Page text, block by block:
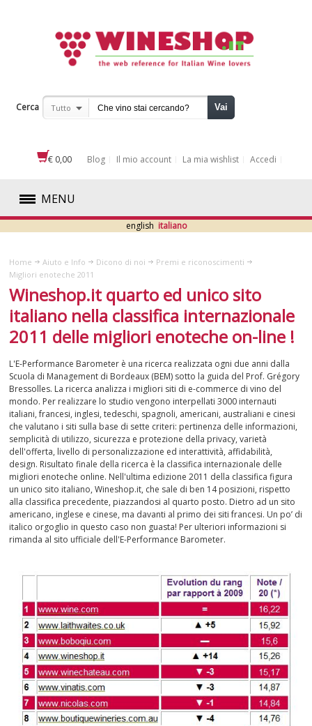
Cerca Tutto Vai
€ 0,00 Blog Il mio account La mia wishlist Accedi
MENU
ROSSI
BIANCHI
ROSATI
SPUMANTI
DESSERT
NON SOLO VINO
REGALI
CLUBWINESHOP.IT
TROVAIL TUO VINO
english italiano
Home Aiuto e Info Dicono di noi
Premi e riconoscimenti
Migliori enoteche 2011
Wineshop.it quarto ed unico sito
italiano nella classifica internazionale
2011 delle migliori enoteche on-line !
L'E-Performance Barometer è una ricerca realizzata ogni due anni dalla
Scuola di Management di Bordeaux (BEM) sotto la guida del Prof. Grégory
Bressolles. La ricerca analizza i migliori siti di e-commerce di vino del
mondo. Per realizzare lo studio vengono interpellati 3000 internauti
italiani, francesi, inglesi, tedeschi, spagnoli, americani, australiani e cinesi
che valutano i siti sulla base di sette criteri: pertinenza delle informazioni,
semplicità di utilizzo, sicurezza e protezione della privacy, varietà
dell'offerta, livello di personalizzazione ed interattività, affidabilità,
design. Risultato finale della ricerca è la classifica internazionale delle
migliori enoteche online. Nell'ultima edizione 2011 della classifica figura
un unico sito italiano, Wineshop.it, che sale di ben 14 posizioni, rispetto
alla classifica precedente, piazzandosi al quarto posto. Dietro ad un sito
americano, inglese e cinese, ma davanti al primo dei siti francesi. Un po’ di
italico orgoglio in questo caso non guasta! Per ulteriori informazioni si
rimanda al sito ufficiale dell'E-Performance Barometer.